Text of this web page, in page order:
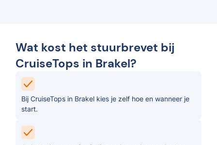
Wat kost het stuurbrevet bij
CruiseTops in Brakel?
Bij CruiseTops in Brakel kies je zelf hoe en wanneer je
start.